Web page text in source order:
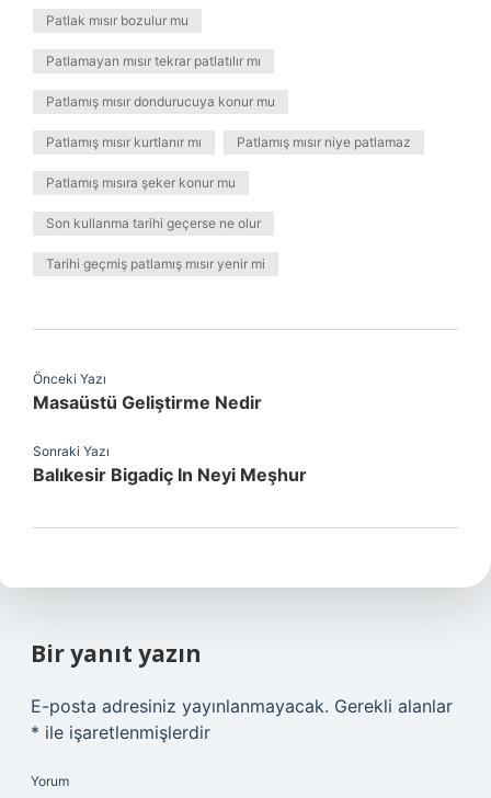
Patlak mısır bozulur mu
Patlamayan mısır tekrar patlatılır mı
Patlamış mısır dondurucuya konur mu
Patlamış mısır kurtlanır mı Patlamış mısır niye patlamaz
Patlamış mısıra şeker konur mu
Son kullanma tarihi geçerse ne olur
Tarihi geçmiş patlamış mısır yenir mi
Önceki Yazı
Masaüstü Geliştirme Nedir
Sonraki Yazı
Balıkesir Bigadiç In Neyi Meşhur
Bir yanıt yazın
E-posta adresiniz yayınlanmayacak. Gerekli alanlar
* ile işaretlenmişlerdir
Yorum